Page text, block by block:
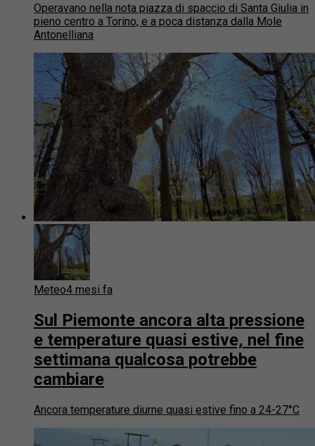
Operavano nella nota piazza di spaccio di Santa Giulia in
pieno centro a Torino, e a poca distanza dalla Mole
Antonelliana
Meteo4 mesi fa
Sul Piemonte ancora alta pressione
e temperature quasi estive, nel fine
settimana qualcosa potrebbe
cambiare
Ancora temperature diurne quasi estive fino a 24-27°C